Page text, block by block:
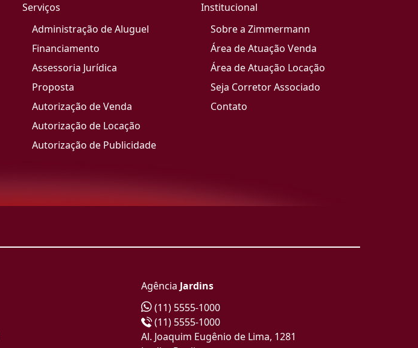
Serviços
Administração de Aluguel
Financiamento
Assessoria Jurídica
Proposta
Autorização de Venda
Autorização de Locação
Autorização de Publicidade
Institucional
Sobre a Zimmermann
Área de Atuação Venda
Área de Atuação Locação
Seja Corretor Associado
Contato
Agência Jardins
(11) 5555-1000
(11) 5555-1000
Al. Joaquim Eugênio de Lima, 1281